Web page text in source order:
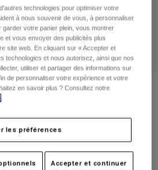
40% OFF
technologies pour optimiser votre
à nous souvenir de vous, à personnaliser
votre panier plein, vous montrer
et vous envoyer des publicités plus
site web. En cliquant sur « Accepter et
technologies et nous autorisez, ainsi que nos
utiliser et partager des informations sur
de personnaliser votre expérience et votre
en savoir plus ? Consultez notre
.
les préférences
Accepter et continuer